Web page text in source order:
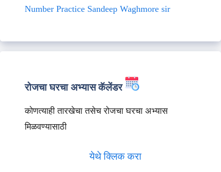
Number Practice Sandeep Waghmore sir
रोजचा घरचा अभ्यास कॅलेंडर
कोणत्याही तारखेचा तसेच रोजचा घरचा अभ्यास
मिळवण्यासाठी
येथे क्लिक करा